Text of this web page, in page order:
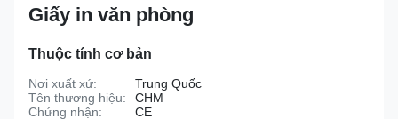
Giấy in văn phòng
Thuộc tính cơ bản
Nơi xuất xứ:
Trung Quốc
Tên thương hiệu:
CHM
Chứng nhận:
CE